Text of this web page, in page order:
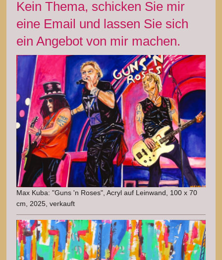
Kein Thema, schicken Sie mir
eine Email und lassen Sie sich
ein Angebot von mir machen.
Max Kuba: "Guns 'n Roses", Acryl auf Leinwand, 100 x 70
cm, 2025, verkauft